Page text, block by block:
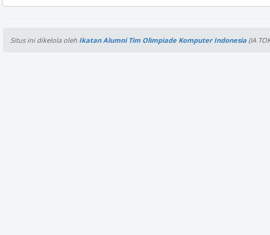
Situs ini dikelola oleh Ikatan Alumni Tim Olimpiade Komputer Indonesia (IA